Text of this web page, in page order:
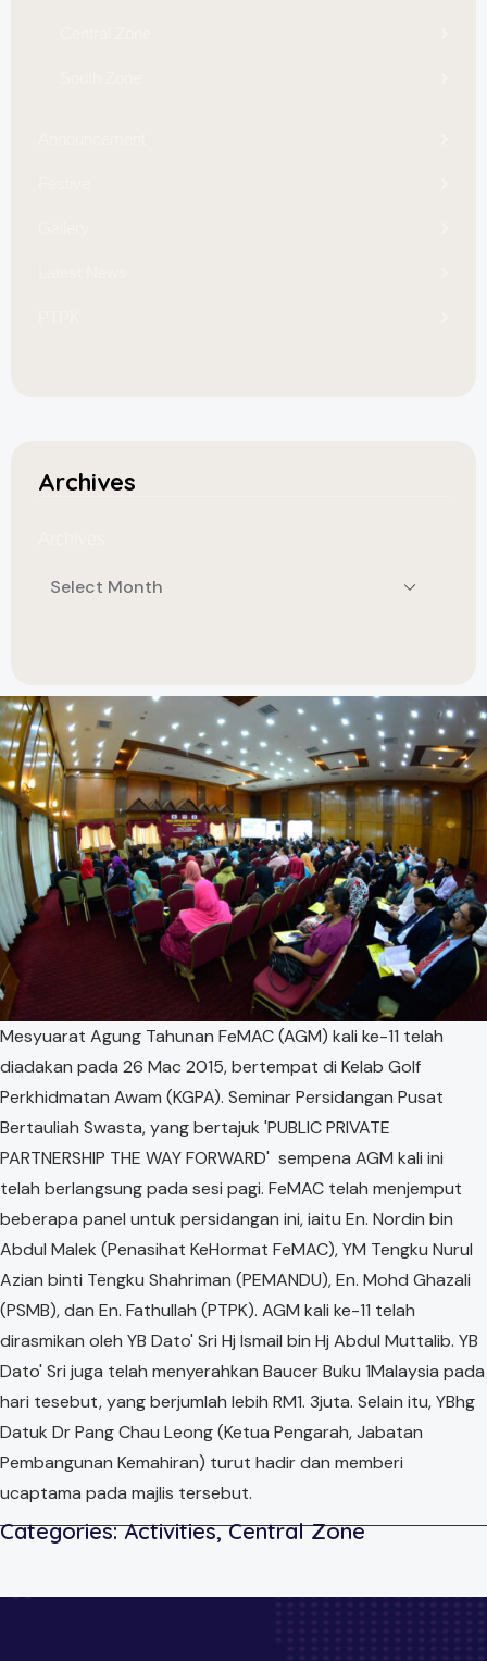
Archives
Mesyuarat Agung Tahunan FeMAC (AGM) kali ke-11 telah
diadakan pada 26 Mac 2015, bertempat di Kelab Golf
Perkhidmatan Awam (KGPA). Seminar Persidangan Pusat
Bertauliah Swasta, yang bertajuk 'PUBLIC PRIVATE
PARTNERSHIP THE WAY FORWARD' sempena AGM kali ini
telah berlangsung pada sesi pagi. FeMAC telah menjemput
beberapa panel untuk persidangan ini, iaitu En. Nordin bin
Abdul Malek (Penasihat KeHormat FeMAC), YM Tengku Nurul
Azian binti Tengku Shahriman (PEMANDU), En. Mohd Ghazali
(PSMB), dan En. Fathullah (PTPK). AGM kali ke-11 telah
dirasmikan oleh YB Dato' Sri Hj Ismail bin Hj Abdul Muttalib. YB
Dato' Sri juga telah menyerahkan Baucer Buku 1Malaysia pada
hari tesebut, yang berjumlah lebih RM1. 3juta. Selain itu, YBhg
Datuk Dr Pang Chau Leong (Ketua Pengarah, Jabatan
Pembangunan Kemahiran) turut hadir dan memberi
ucaptama pada majlis tersebut.
Categories:Activities,Central Zone